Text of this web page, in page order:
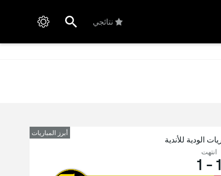
نتائجي
أبرز المباريات
الودية للأندية
انتهت
1
-
1